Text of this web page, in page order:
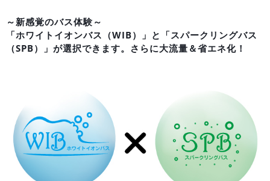
～新感覚のバス体験～
「ホワイトイオンバス（WIB）」と「スパークリングバス
（SPB）」が選択できます。さらに大流量＆省エネ化！